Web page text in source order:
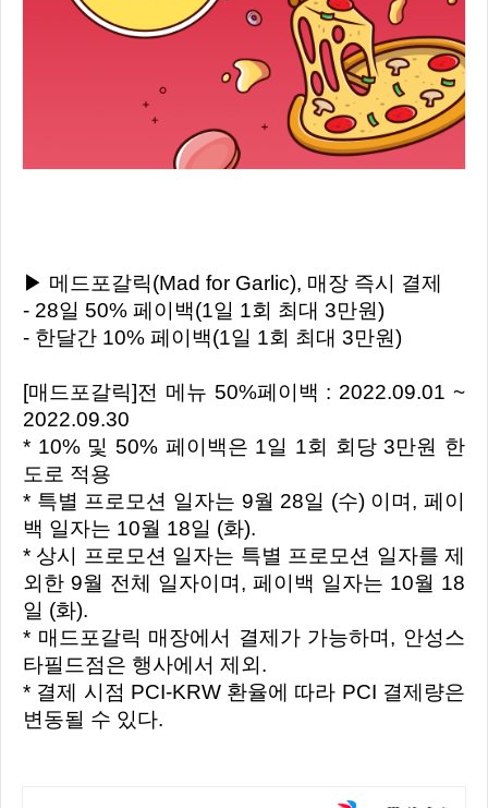
▶ 메드포갈릭(Mad for Garlic), 매장 즉시 결제
- 28일 50% 페이백(1일 1회 최대 3만원)
- 한달간 10% 페이백(1일 1회 최대 3만원)
[매드포갈릭]전 메뉴 50%페이백 : 2022.09.01 ~
2022.09.30
* 10% 및 50% 페이백은 1일 1회 회당 3만원 한
도로 적용
* 특별 프로모션 일자는 9월 28일 (수) 이며, 페이
백 일자는 10월 18일 (화).
* 상시 프로모션 일자는 특별 프로모션 일자를 제
외한 9월 전체 일자이며, 페이백 일자는 10월 18
일 (화).
* 매드포갈릭 매장에서 결제가 가능하며, 안성스
타필드점은 행사에서 제외.
* 결제 시점 PCI-KRW 환율에 따라 PCI 결제량은
변동될 수 있다.